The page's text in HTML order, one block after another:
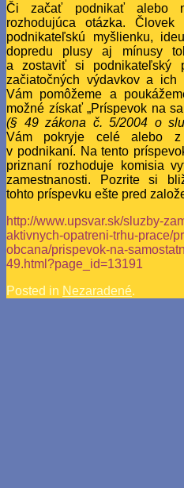
Či začať podnikať alebo
rozhodujúca otázka.
podnikateľskú myšlienku,
dopredu plusy aj mínusy
a zostaviť si podnikateľský
začiatočných výdavkov a ich
Vám pomôžeme a
možné získať „Príspevok na
(§ 49 zákona č. 5/2004 o
Vám pokryje celé alebo z
v podnikaní. Na tento
priznaní rozhoduje komisia
zamestnanosti. Pozrite si
tohto príspevku ešte pred
http://www.upsvar.sk/sluzby-
aktivnych-opatreni-trhu-prace/
obcana/prispevok-na-
49.html?page_id=13191
Posted in Nezaradené.